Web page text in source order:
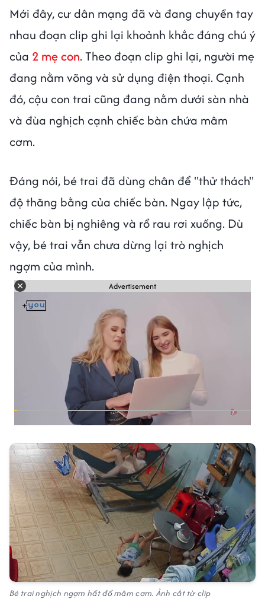
Mới đây, cư dân mạng đã và đang chuyền tay
nhau đoạn clip ghi lại khoảnh khắc đáng chú ý
của 2 mẹ con. Theo đoạn clip ghi lại, người mẹ
đang nằm võng và sử dụng điện thoại. Cạnh
đó, cậu con trai cũng đang nằm dưới sàn nhà
và đùa nghịch cạnh chiếc bàn chứa mâm
cơm.
Đáng nói, bé trai đã dùng chân để "thử thách"
độ thăng bằng của chiếc bàn. Ngay lập tức,
chiếc bàn bị nghiêng và rổ rau rơi xuống. Dù
vậy, bé trai vẫn chưa dừng lại trò nghịch
ngợm của mình.
Advertisement
Bé trai nghịch ngợm hất đổ mâm cơm. Ảnh cắt từ clip